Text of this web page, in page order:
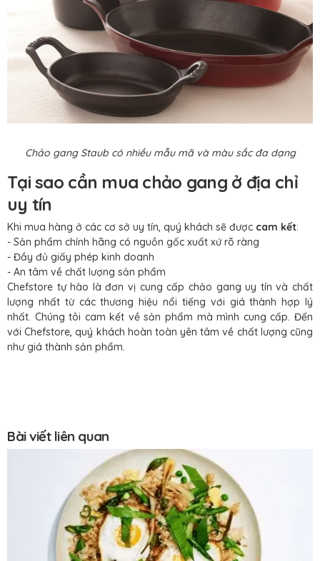
Chảo gang Staub có nhiều mẫu mã và màu sắc đa dạng
Tại sao cần mua chảo gang ở địa chỉ
uy tín
Khi mua hàng ở các cơ sở uy tín, quý khách sẽ được cam kết:
- Sản phẩm chính hãng có nguồn gốc xuất xứ rõ ràng
- Đầy đủ giấy phép kinh doanh
- An tâm về chất lượng sản phẩm
Chefstore tự hào là đơn vị cung cấp chảo gang uy tín và chất
lượng nhất từ các thương hiệu nổi tiếng với giá thành hợp lý
nhất. Chúng tôi cam kết về sản phẩm mà mình cung cấp. Đến
với Chefstore, quý khách hoàn toàn yên tâm về chất lượng cũng
như giá thành sản phẩm.
Bài viết liên quan